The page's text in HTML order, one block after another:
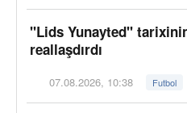
"Lids Yunayted"
reallaşdırdı
07.08.2026, 10:38 Futbol